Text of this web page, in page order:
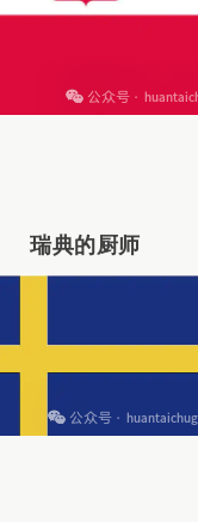
瑞典的厨师